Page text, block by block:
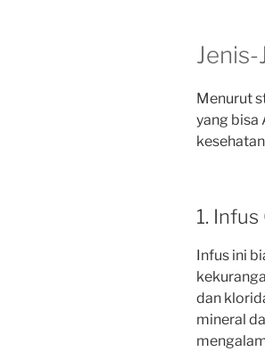
Menurut
yang bisa
1.
Infus ini
dan
mineral